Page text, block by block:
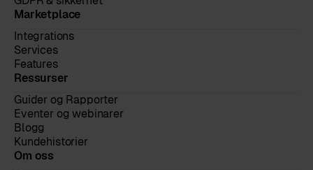
Marketplace
Integrations
Services
Features
Ressurser
Guider og Rapporter
Eventer og webinarer
Blogg
Kundehistorier
Om oss